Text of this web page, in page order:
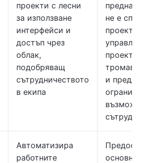
проекти с лесни
за използване
интерфейси и
достъп чрез
облак,
подобряващ
сътрудничеството
в екипа
не е
проекти,
тромав
и
Автоматизира
работните
основни,